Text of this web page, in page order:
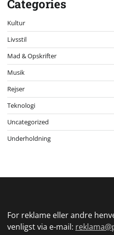
Categories
Kultur
Livsstil
Mad & Opskrifter
Musik
Rejser
Teknologi
Uncategorized
Underholdning
For reklame eller andre
venligst via e-mail: